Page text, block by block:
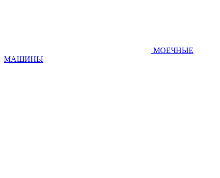
МОЕЧНЫЕ
МАШИНЫ